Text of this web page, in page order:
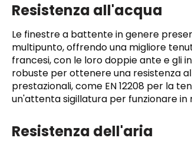
Resistenza all'acqua
Le finestre a battente in genere
multipunto, offrendo una migliore
francesi, con le loro doppie ante e gli
robuste per ottenere una resistenza
prestazionali, come EN 12208 per la
un'attenta sigillatura per funzionare in
Resistenza dell'aria